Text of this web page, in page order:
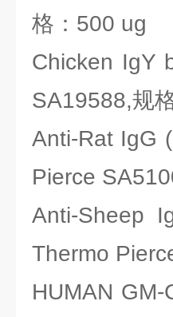
格：500 ug
Chicken IgY
SA19588,规
Anti-Rat IgG
Pierce
Anti-Sheep
Thermo
HUMAN